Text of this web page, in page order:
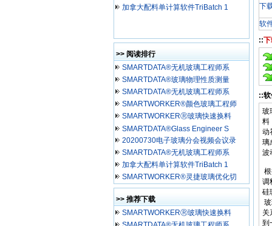
加拿大配料单计算软件TriBatch 1
>> 阅读排行
SMARTDATA®无机玻璃工程师系
SMARTDATA®玻璃物理性质测量
SMARTDATA®无机玻璃工程师系
SMARTWORKER®颜色玻璃工程师
SMARTWORKERⓇ玻璃快速换料
SMARTDATA®Glass Engineer S
20200730电子玻璃分会视频会议录
SMARTDATA®无机玻璃工程师系
加拿大配料单计算软件TriBatch 1
SMARTWORKER®灵捷玻璃优化切
>> 推荐下载
SMARTWORKERⓇ玻璃快速换料
下
软
::
::
玻
料
动
璃
波
调
硅
关
到